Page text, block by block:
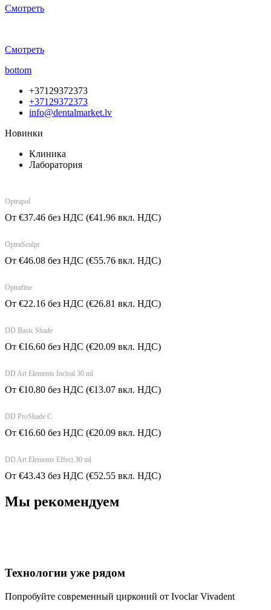
Смотреть
Смотреть
bottom
+37129372373
+37129372373
info@dentalmarket.lv
Новинки
Клиника
Лаборатория
Optrapol
От €37.46 без НДС (€41.96 вкл. НДС)
OptraSculpt
От €46.08 без НДС (€55.76 вкл. НДС)
Optrafine
От €22.16 без НДС (€26.81 вкл. НДС)
DD Basic Shade
От €16.60 без НДС (€20.09 вкл. НДС)
DD Art Elements Incisal 30 ml
От €10.80 без НДС (€13.07 вкл. НДС)
DD ProShade C
От €16.60 без НДС (€20.09 вкл. НДС)
DD Art Elements Effect 30 ml
От €43.43 без НДС (€52.55 вкл. НДС)
Мы рекомендуем
Технологии уже рядом
Попробуйте современный цирконий от Ivoclar Vivadent